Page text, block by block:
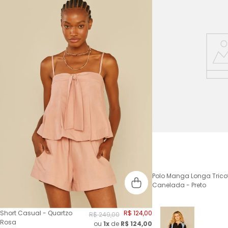
Short Casual - Quartzo
Rosa
R$249,00 R$ 124,00
ou 1xde R$ 124,00
Polo Manga Longa
Canelada - Preto